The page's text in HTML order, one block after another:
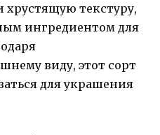
текстуру,
ингредиентом для
виду, этот сорт
для украшения